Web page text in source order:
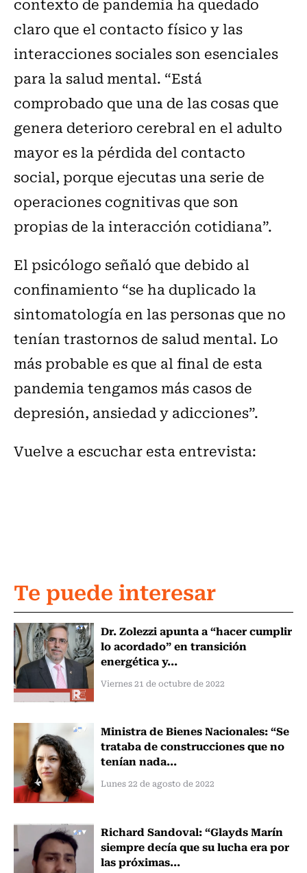
claro que el contacto físico y las
interacciones sociales son esenciales
para la salud mental. “Está
comprobado que una de las cosas que
genera deterioro cerebral en el adulto
mayor es la pérdida del contacto
social, porque ejecutas una serie de
operaciones cognitivas que son
propias de la interacción cotidiana”.
El psicólogo señaló que debido al
confinamiento “se ha duplicado la
sintomatología en las personas que no
tenían trastornos de salud mental. Lo
más probable es que al final de esta
pandemia tengamos más casos de
depresión, ansiedad y adicciones”.
Vuelve a escuchar esta entrevista:
Te puede interesar
Dr. Zolezzi apunta a “hacer cumplir
lo acordado” en transición
energética y...
Viernes 21 de octubre de 2022
Ministra de Bienes Nacionales: “Se
trataba de construcciones que no
tenían nada...
Lunes 22 de agosto de 2022
Richard Sandoval: “Glayds Marín
siempre decía que su lucha era por
las próximas...